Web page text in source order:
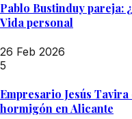
Pablo Bustinduy pareja:
Vida personal
26 Feb 2026
5
Empresario Jesús
hormigón en Alicante